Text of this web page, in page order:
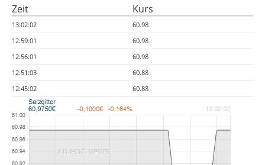
Zeit Kurs
13:02:02
60.98
12:59:01
60.98
12:56:01
60.98
12:51:03
60.88
12:45:02
60.88